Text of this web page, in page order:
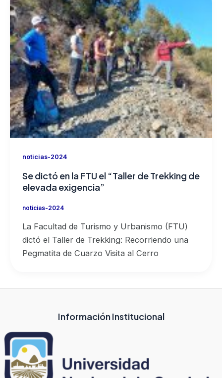
noticias-2024
Se dictó en la FTU el “Taller de Trekking de
elevada exigencia”
noticias-2024
La Facultad de Turismo y Urbanismo (FTU)
dictó el Taller de Trekking: Recorriendo una
Pegmatita de Cuarzo Visita al Cerro
Información Institucional